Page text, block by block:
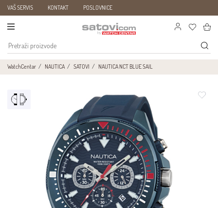
VAŠ SERVIS KONTAKT POSLOVNICE
WatchCentar NAUTICA SATOVI NAUTICA NCT BLUE SAIL